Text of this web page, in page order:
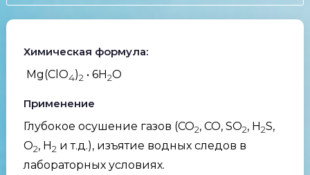
Химическая формула:
Mg(ClO4)2 • 6H2O
Применение
Глубокое осушение газов (СО2, СО, SO2, H2S,
O2, H2 и т.д.), изъятие водных следов в
лабораторных условиях.